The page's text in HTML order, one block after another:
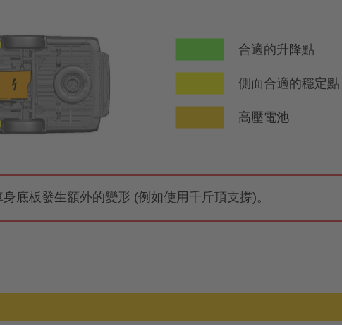
合適的升降點
側面合適的穩定點
高壓電池
底板發生額外的變形 (例如使用千斤頂支撐)。